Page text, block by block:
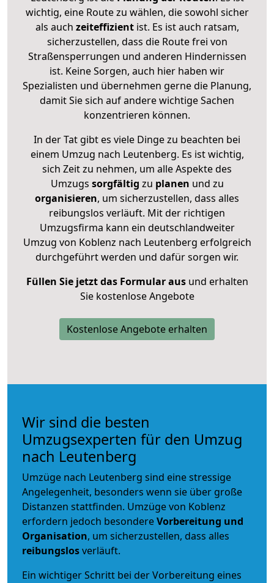
wichtig, eine Route zu wählen, die sowohl sicher
als auch zeiteffizientist. Es ist auch ratsam,
sicherzustellen, dass die Route frei von
Straßensperrungen und anderen Hindernissen
ist. Keine Sorgen, auch hier haben wir
Spezialisten und übernehmen gerne die Planung,
damit Sie sich auf andere wichtige Sachen
konzentrieren können.
In der Tat gibt es viele Dinge zu beachten bei
einem Umzug nach Leutenberg. Es ist wichtig,
sich Zeit zu nehmen, um alle Aspekte des
Umzugs sorgfältig zu planen und zu
organisieren, um sicherzustellen, dass alles
reibungslos verläuft. Mit der richtigen
Umzugsfirma kann ein deutschlandweiter
Umzug von Koblenz nach Leutenberg erfolgreich
durchgeführt werden und dafür sorgen wir.
Füllen Sie jetzt das Formular ausund erhalten
Sie kostenlose Angebote
Kostenlose Angebote erhalten
Wir sind die besten
Umzugsexperten für den Umzug
nach Leutenberg
Umzüge nach Leutenberg sind eine stressige
Angelegenheit, besonders wenn sie über große
Distanzen stattfinden. Umzüge von Koblenz
erfordern jedoch besondereVorbereitung und
Organisation, um sicherzustellen, dass alles
reibungslosverläuft.
Ein wichtiger Schritt bei der Vorbereitung eines